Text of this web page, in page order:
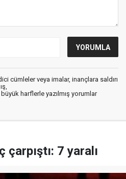
cümleler veya imalar, inançlara saldırı
harflerle yazılmış yorumlar
çarpıştı: 7 yaralı